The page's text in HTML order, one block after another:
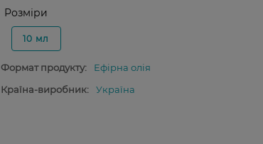
Розміри
10 мл
Формат продукту:
Ефірна олія
Країна-виробник:
Україна